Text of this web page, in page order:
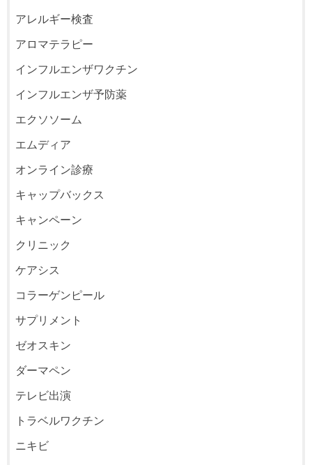
アレルギー検査
アロマテラピー
インフルエンザワクチン
インフルエンザ予防薬
エクソソーム
エムディア
オンライン診療
キャップバックス
キャンペーン
クリニック
ケアシス
コラーゲンピール
サプリメント
ゼオスキン
ダーマペン
テレビ出演
トラベルワクチン
ニキビ